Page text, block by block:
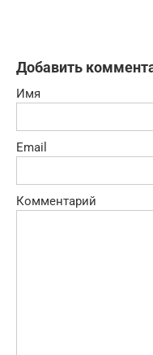
Добавить
Имя
Email
Комментарий